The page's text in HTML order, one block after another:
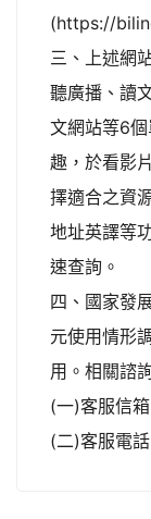
(https://
三、上述網
聽廣播、讀
文網站等6
趣，於看影
擇適合之資
地址英譯等
速查詢。
四、國家發
元使用情形
用。相關諮
(一)客服信
(二)客服電